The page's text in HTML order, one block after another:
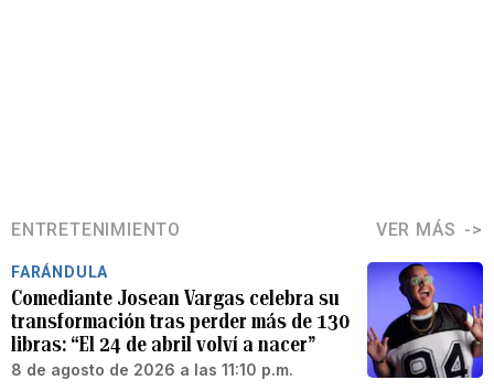
ENTRETENIMIENTO VER MÁS
FARÁNDULA
Comediante Josean Vargas celebra su
transformación tras perder más de 130
libras: “El 24 de abril volví a nacer”
8 de agosto de 2026 a las 11:10 p.m.